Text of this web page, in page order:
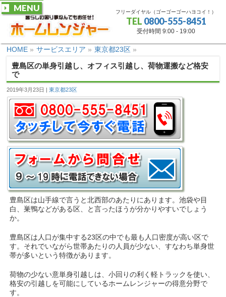
フリーダイヤル（ゴーゴーゴーハヨコイ！）
TEL 0800-555-8451
受付時間 9:00 - 19:00
MENU
HOME » サービスエリア » 東京都23区 »
豊島区の単身引越し、オフィス引越し、荷物運搬など格安
で
2019年3月23日 東京都23区
豊島区は山手線で言うと北西部のあたりにあります。池袋や目
白、巣鴨などがある区、と言ったほうが分かりやすいでしょう
か。
豊島区は人口が集中する23区の中でも最も人口密度が高い区で
す。それでいながら世帯あたりの人員が少ない、すなわち単身世
帯が多いという特徴があります。
荷物の少ない意単身引越しは、小回りの利く軽トラックを使い、
格安の引越しを可能にしているホームレンジャーの得意分野で
す。